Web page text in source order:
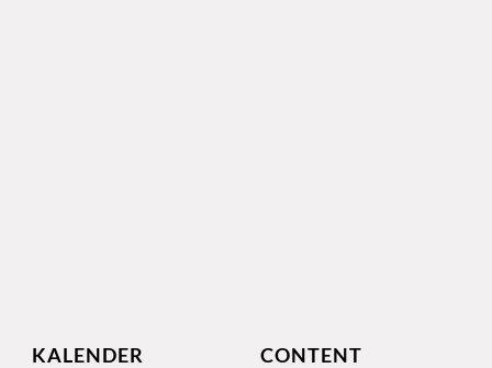
KALENDER CONTENT